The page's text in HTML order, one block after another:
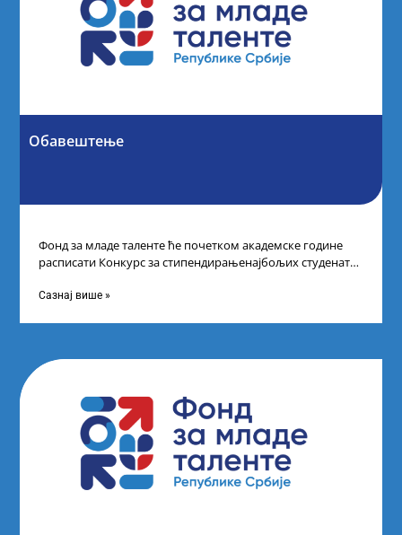
Обавештење
Фонд за младе таленте ће почетком академске године
расписати Конкурс за стипендирањенајбољих студената
Сазнај више »